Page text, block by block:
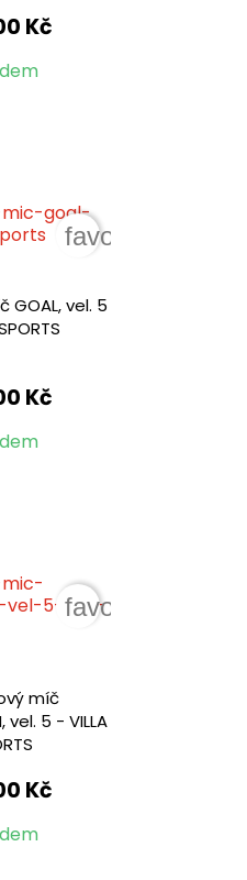
Kč
GOAL, vel. 5
Kč
favorite_border
míč
vel. 5 - VILLA
Kč
favorite_border